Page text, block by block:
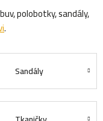
polobotky, sandály,
.
Sandály